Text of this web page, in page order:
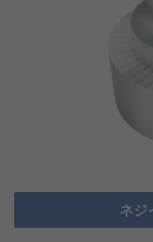
ネジ